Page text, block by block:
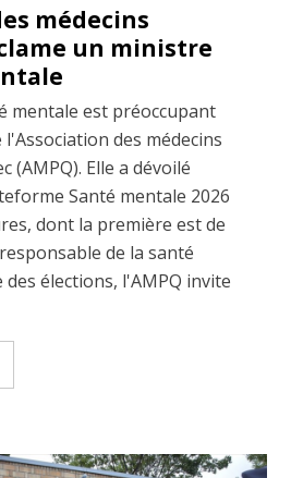
médecins
un ministre
mentale est préoccupant
des médecins
(AMPQ). Elle a dévoilé
Santé mentale 2026
dont la première est de
de la santé
élections, l'AMPQ invite